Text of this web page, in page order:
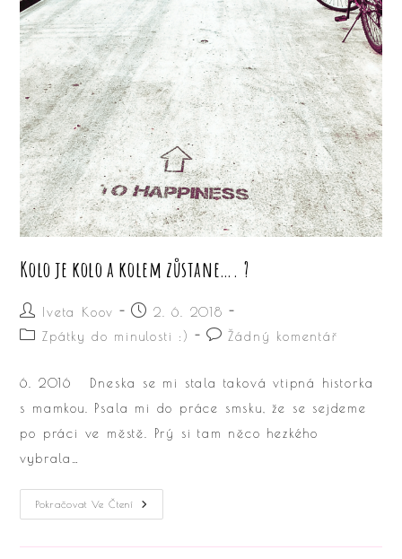
Kolo je kolo a kolem zůstane…. ?
Autor
příspěvku
Iveta Koov
Příspěvek
byl
2. 6. 2018
RubrikyZpátky do minulosti :)
Komentáře
Žádný komentář
6. 2016 Dneska se mi stala taková vtipná historka
s mamkou. Psala mi do práce smsku, že se sejdeme
po práci ve městě. Prý si tam něco hezkého
vybrala…
Pokračovat Ve Čtení
Kolo
Je